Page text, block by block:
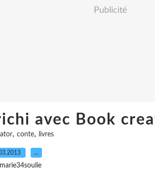
Publicité
avec Book
, conte, livres
…